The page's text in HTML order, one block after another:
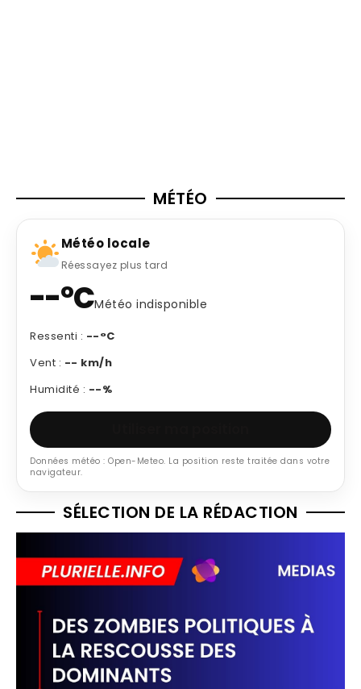
MÉTÉO
Météo locale
Réessayez plus tard
--°CMétéo indisponible
Ressenti : --°C
Vent : -- km/h
Humidité : --%
Données météo : Open-Meteo. La position reste traitée dans votre
navigateur.
SÉLECTION DE LA RÉDACTION